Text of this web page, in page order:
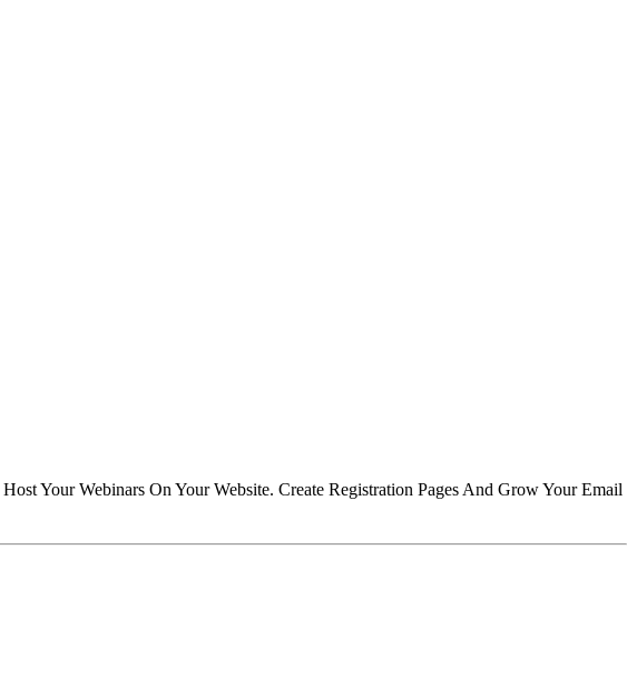
Your Webinars On Your Website. Create Registration Pages And Grow Your Email